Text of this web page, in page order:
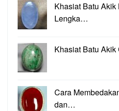
Khasiat Batu
Lengka…
Khasiat Batu
Cara
dan…